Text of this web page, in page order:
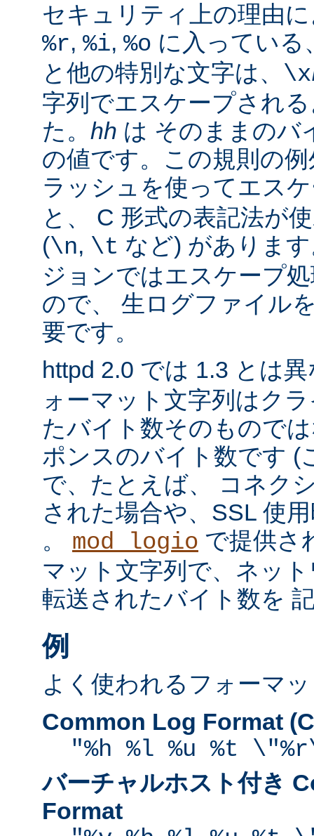
セキュリティ上の理由
%r, %i, %o に入っている
と他の特別な文字は、 \x
字列でエスケープされ
た。 hh は そのままのバ
の値です。この規則の
ラッシュを使ってエス
と、 C 形式の表記法が
(\n, \t など) がありま
ジョンではエスケープ
ので、 生ログファイル
要です。
httpd 2.0 では 1.3 とは
ォーマット文字列はク
たバイト数そのもので
ポンスのバイト数です (
で、たとえば、 コネク
された場合や、SSL 使
。 mod_logio で提供さ
マット文字列で、ネッ
転送されたバイト数を
例
よく使われるフォーマ
Common Log Format
"%h %l %u %t
バーチャルホスト付き
Format